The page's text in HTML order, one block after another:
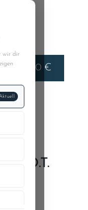
0,00 €
O.T.
wir dir